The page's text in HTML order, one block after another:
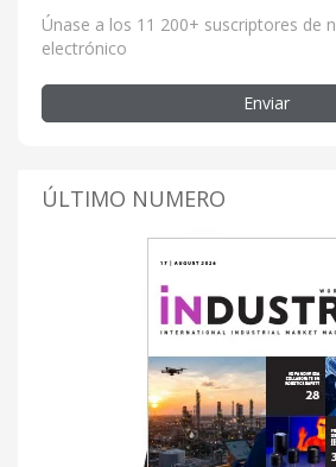
Únase a los 11 200+ suscriptores de
electrónico
Enviar
ÚLTIMO NUMERO